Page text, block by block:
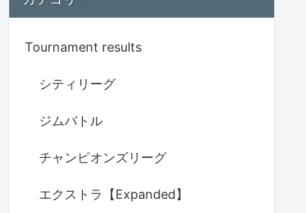
Tournament results
シティリーグ
ジムバトル
チャンピオンズリーグ
エクストラ【Expanded】